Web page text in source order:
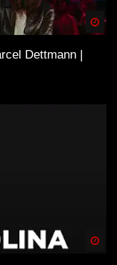
Dettmann |